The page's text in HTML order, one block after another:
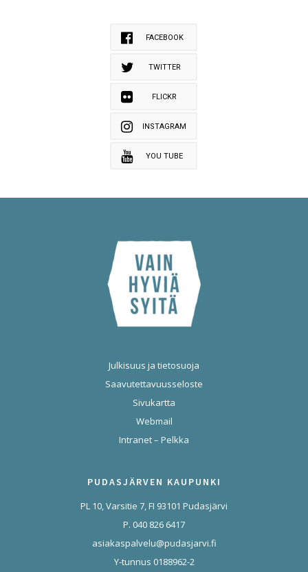
FACEBOOK
TWITTER
FLICKR
INSTAGRAM
YOU TUBE
Julkisuus ja tietosuoja
Saavutettavuusseloste
Sivukartta
Webmail
Intranet – Pelkka
PUDASJÄRVEN KAUPUNKI
PL 10, Varsitie 7, FI 93101 Pudasjärvi
P. 040 826 6417
asiakaspalvelu@pudasjarvi.fi
Y-tunnus 0188962-2